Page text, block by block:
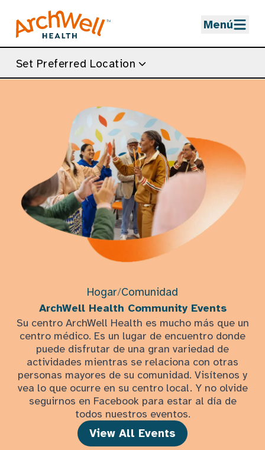
Menú
Set Preferred Location
Hogar/Comunidad
ArchWell Health Community Events
Su centro ArchWell Health es mucho más que un
centro médico. Es un lugar de encuentro donde
puede disfrutar de una gran variedad de
actividades mientras se relaciona con otras
personas mayores de su comunidad. Visítenos y
vea lo que ocurre en su centro local. Y no olvide
seguirnos en Facebook para estar al día de
todos nuestros eventos.
View All Events